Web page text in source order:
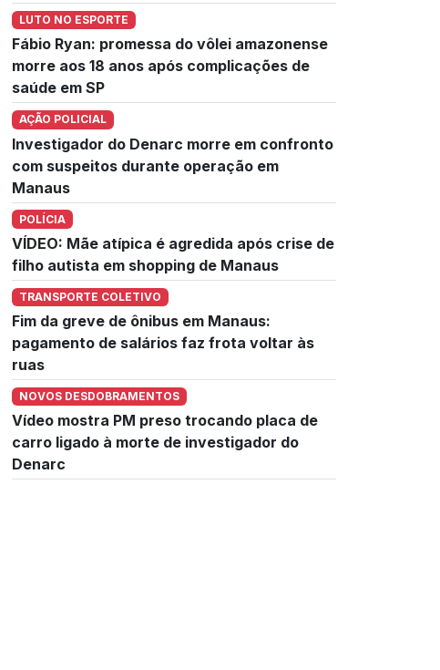
LUTO NO ESPORTE
Fábio Ryan: promessa do vôlei amazonense
morre aos 18 anos após complicações de
saúde em SP
AÇÃO POLICIAL
Investigador do Denarc morre em confronto
com suspeitos durante operação em
Manaus
POLÍCIA
VÍDEO: Mãe atípica é agredida após crise de
filho autista em shopping de Manaus
TRANSPORTE COLETIVO
Fim da greve de ônibus em Manaus:
pagamento de salários faz frota voltar às
ruas
NOVOS DESDOBRAMENTOS
Vídeo mostra PM preso trocando placa de
carro ligado à morte de investigador do
Denarc